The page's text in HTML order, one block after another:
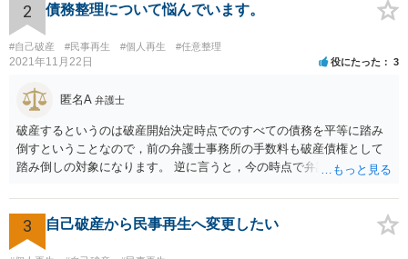
うな法律事務所だと、またまずい処理をする法律事務所に相談してし
まう恐れがあるので まずは、下記のURLを参考に、弁護士会が設置・
開催している、債務整理等の相談を受けて今回の一連の流れを踏まえ
て相談されることをお勧め致します。 https://www.horitsu-sodan.jp/so
2 債務整理について悩んでいます。
#自己破産 #民事再生 #個人再生 #任意整理
2021年11月22日 役にたった 3
匿名A 弁護士
破産するというのは破産開始決定時点でのすべての債務を平等に踏み
倒すということなので，前の弁護士事務所の手数料も破産債権として
踏み倒しの対象になります。 逆に言うと，今の時点で弁護士手数料を
なるので，方針が決まるまでは支払わない方がいいでしょう。 費用は
法テラスを利用できるなら分割払いができるはずですが，収入や資力
が一定以上だと利用できません。 また，破産にあたって破産管財人と
3 自己破産から民事再生へ変更したい